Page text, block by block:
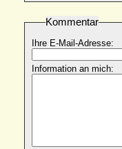
Kommentar
Ihre E-Mail-Adresse:
Information an mich: